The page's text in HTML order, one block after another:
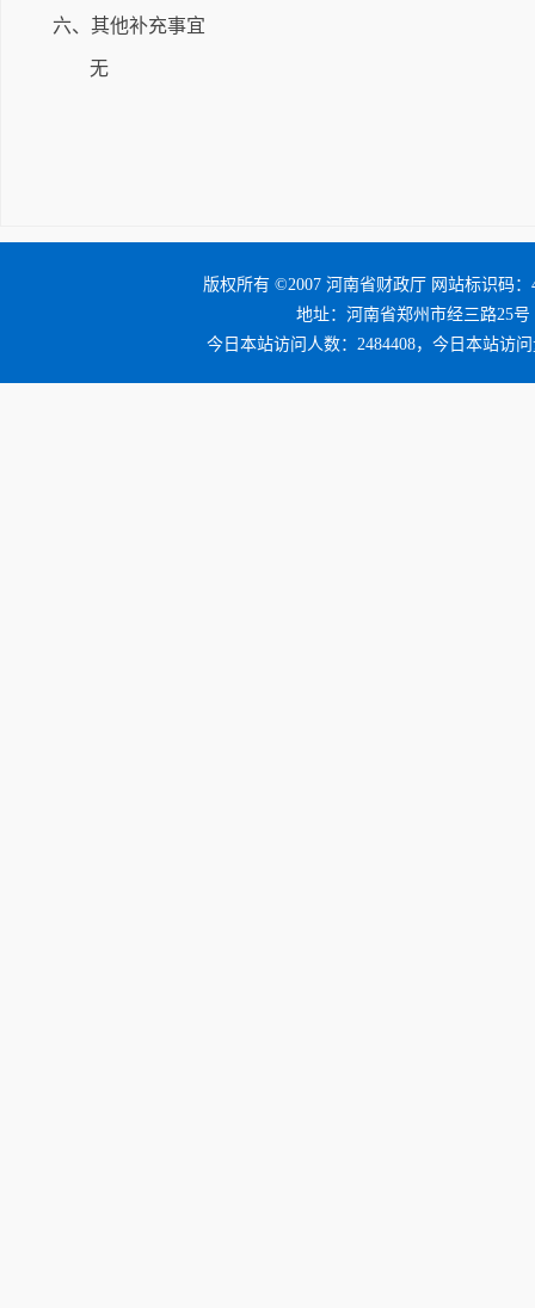
六、其他补充事宜
无
版权所有 ©2007 河南省财政厅 网站标识码：
地址：河南省郑州市经三路25号
今日本站访问人数：2484408，今日本站访